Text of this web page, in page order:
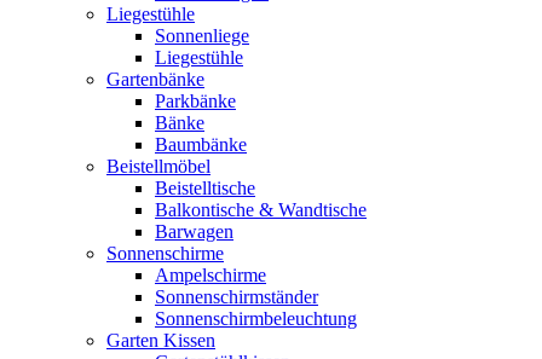
Liegestühle
Sonnenliege
Liegestühle
Gartenbänke
Parkbänke
Bänke
Baumbänke
Beistellmöbel
Beistelltische
Balkontische & Wandtische
Barwagen
Sonnenschirme
Ampelschirme
Sonnenschirmständer
Sonnenschirmbeleuchtung
Garten Kissen